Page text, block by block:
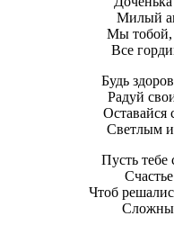
Милый
Мы тобой,
Все
Будь
Радуй
Светлым
Пусть тебе
Чтоб